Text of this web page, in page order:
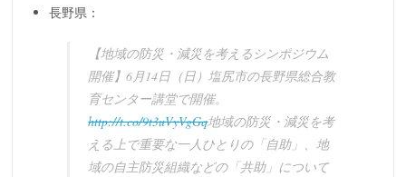
長野県：
【地域の防災・減災を考えるシンポジウム
開催】6月14日（日）塩尻市の長野県総合教
育センター講堂で開催。
http://t.co/9t3uVyVgGq地域の防災・減災を考
える上で重要な一人ひとりの「自助」、地
域の自主防災組織などの「共助」について